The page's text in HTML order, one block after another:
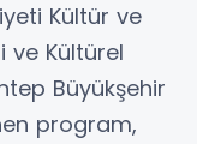
Kültür ve
ve Kültürel
Büyükşehir
program,